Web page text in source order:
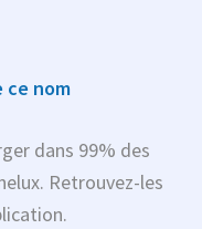
ce nom
dans 99% des
Retrouvez-les